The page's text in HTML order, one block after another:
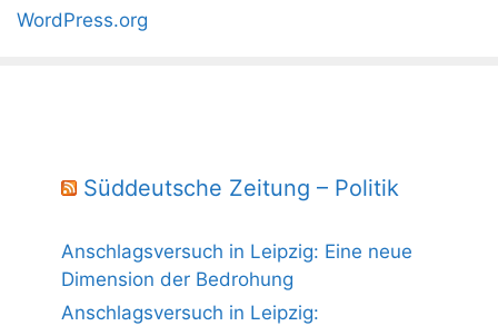
WordPress.org
Süddeutsche Zeitung – Politik
Anschlagsversuch in Leipzig: Eine neue
Dimension der Bedrohung
Anschlagsversuch in Leipzig: